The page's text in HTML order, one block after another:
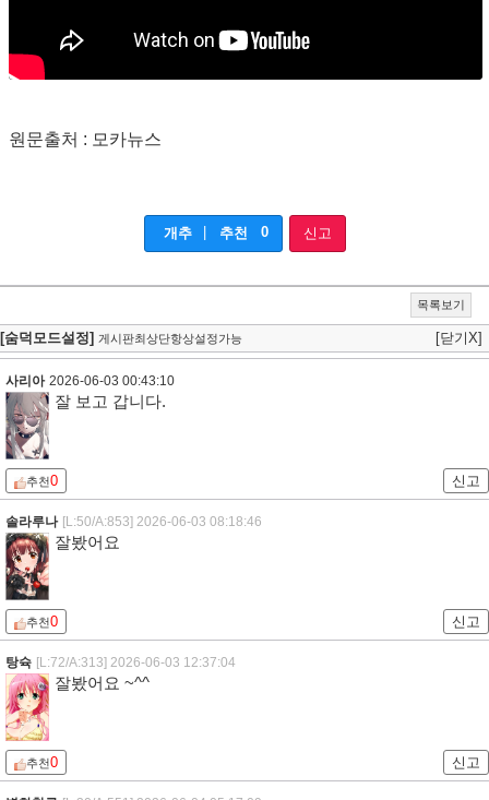
원문출처 : 모카뉴스
개추 추천 0 신고
목록보기
[숨덕모드설정] 게시판최상단항상설정가능 [닫기X]
사리아 2026-06-03 00:43:10
잘 보고 갑니다.
추천0 신고
솔라루나 [L:50/A:853] 2026-06-03 08:18:46
잘봤어요
추천0 신고
탕슉 [L:72/A:313] 2026-06-03 12:37:04
잘봤어요 ~^^
추천0 신고